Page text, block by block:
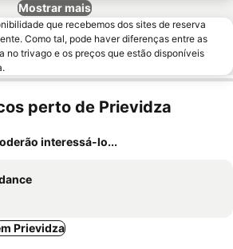
Mostrar mais
que recebemos dos sites de reserva
Como tal, pode haver diferenças entre as
no trivago e os preços que estão disponíveis
perto de Prievidza
interessá-lo...
Prievidza